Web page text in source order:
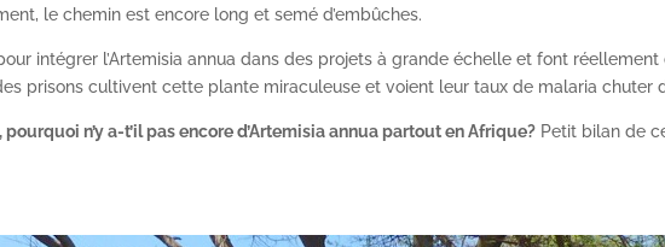
le chemin est encore long et semé d’embûches.
intégrer l’Artemisia annua dans des projets à grande échelle et font
prisons cultivent cette plante miraculeuse et voient leur taux de malaria chuter
n’y a-t’il pas encore d’Artemisia annua partout en Afrique? Petit bilan de